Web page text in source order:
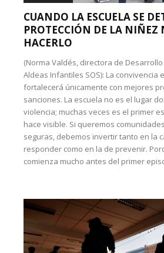
CUANDO LA ESCUELA SE
PROTECCIÓN DE LA NIÑEZ
HACERLO
(Norma Valdés, directora de
Aldeas Infantiles SOS): La convivencia
fortalecerá únicamente con mejores
sanciones. La escuela no es el lugar
violencia; muchas veces es el primer
hace visible. Si queremos
seguras, debemos invertir tanto en la
responder como en la de prevenir.
comienza mucho antes del primer